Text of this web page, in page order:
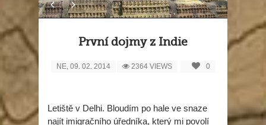
První dojmy z Indie
NE, 09. 02. 2014 2364 VIEWS 0
Letiště v Delhi. Bloudím po hale ve snaze
najít imigračního úředníka, který mi povolí